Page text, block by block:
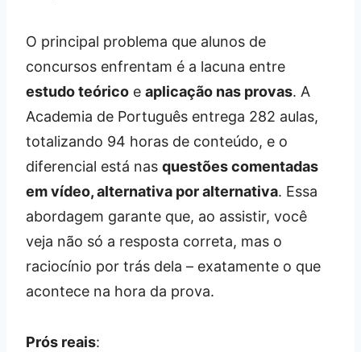
O principal problema que alunos de
concursos enfrentam é a lacuna entre
estudo teórico e aplicação nas provas. A
Academia de Português entrega 282 aulas,
totalizando 94 horas de conteúdo, e o
diferencial está nas questões comentadas
em vídeo, alternativa por alternativa. Essa
abordagem garante que, ao assistir, você
veja não só a resposta correta, mas o
raciocínio por trás dela – exatamente o que
acontece na hora da prova.
Prós reais: